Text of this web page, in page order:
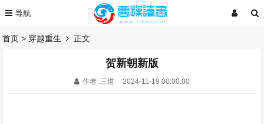
首页 > 穿越重生 正文
贺新朝新版
作者 :三道 2024-11-19 00:00:00